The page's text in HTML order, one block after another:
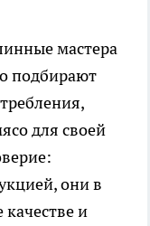
мастера
подбирают
для своей
они в
и